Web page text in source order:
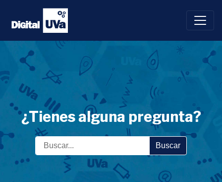
Saltar
contenido
¿Tienes alguna pregunta?
Buscar